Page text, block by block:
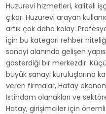
Huzurevi hizmetleri, kaliteli
çıkar. Huzurevi arayan
artık çok daha kolay.
için bu kategori rehber
sanayi alanında gelişen
gösterdiği bir merkezdir.
büyük sanayi kuruluşlarına
veren firmalar, Hatay
İstihdam olanakları ve
Hatay, girişimciler için önemli